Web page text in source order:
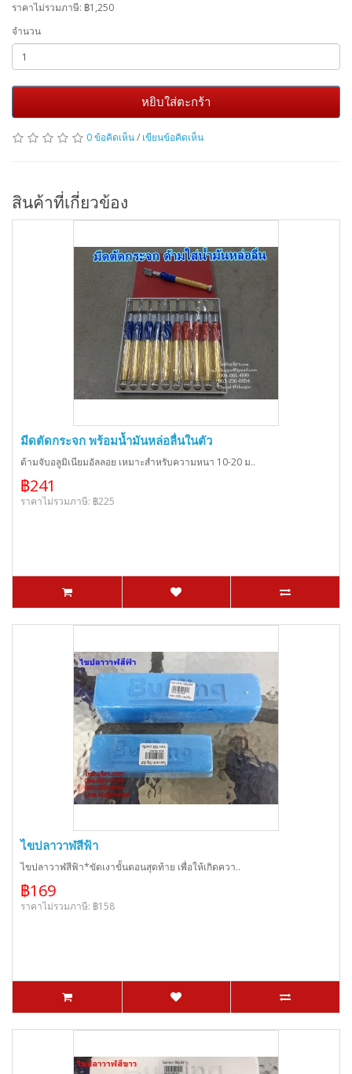
ราคาไม่รวมภาษี: ฿1,250
จำนวน
หยิบใส่ตะกร้า
0 ข้อคิดเห็น/ เขียนข้อคิดเห็น
สินค้าที่เกี่ยวข้อง
มีดตัดกระจก พร้อมน้ำมันหล่อลื่นในตัว
ด้ามจับอลูมิเนียมอัลลอย เหมาะสำหรับความหนา 10-20 ม..
฿241
ราคาไม่รวมภาษี: ฿225
ไขปลาวาฬสีฟ้า
ไขปลาวาฬสีฟ้า*ขัดเงาขั้นตอนสุดท้าย เพื่อให้เกิดควา..
฿169
ราคาไม่รวมภาษี: ฿158